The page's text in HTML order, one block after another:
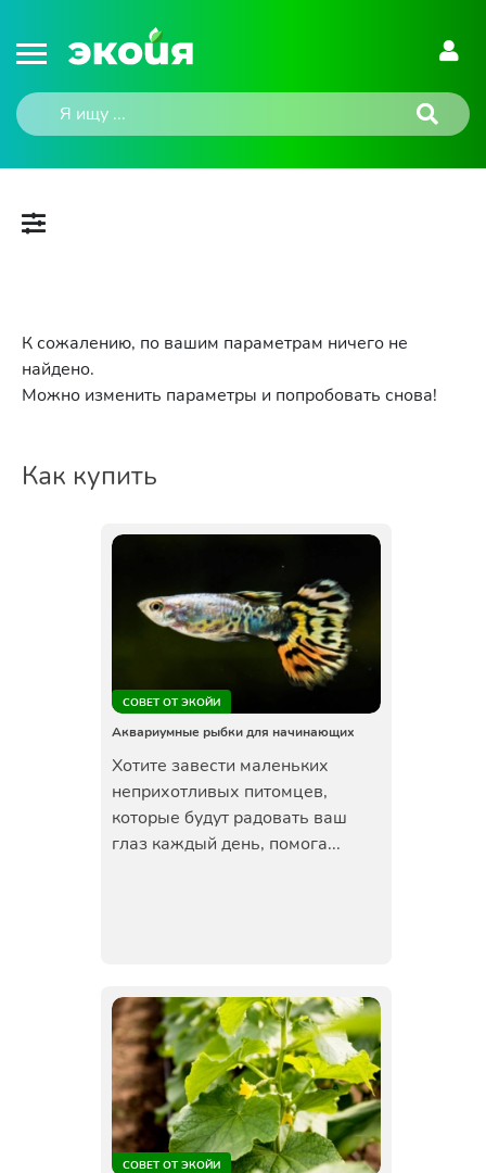
К сожалению, по вашим параметрам ничего не
найдено.
Можно изменить параметры и попробовать снова!
Как купить
СОВЕТ ОТ ЭКОЙИ
Аквариумные рыбки для начинающих
Хотите завести маленьких
неприхотливых питомцев,
которые будут радовать ваш
глаз каждый день, помога...
СОВЕТ ОТ ЭКОЙИ